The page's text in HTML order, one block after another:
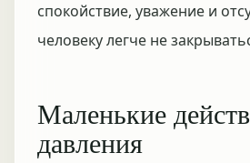
спокойствие, уважение и
человеку легче не
Маленькие
давления